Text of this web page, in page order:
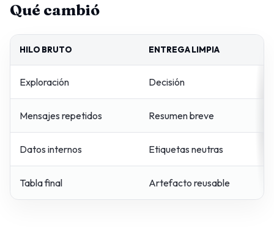
Qué cambió
HILO BRUTO ENTREGA LIMPIA
Exploración Decisión
Mensajes repetidos Resumen breve
Datos internos Etiquetas neutras
Tabla final Artefacto reusable